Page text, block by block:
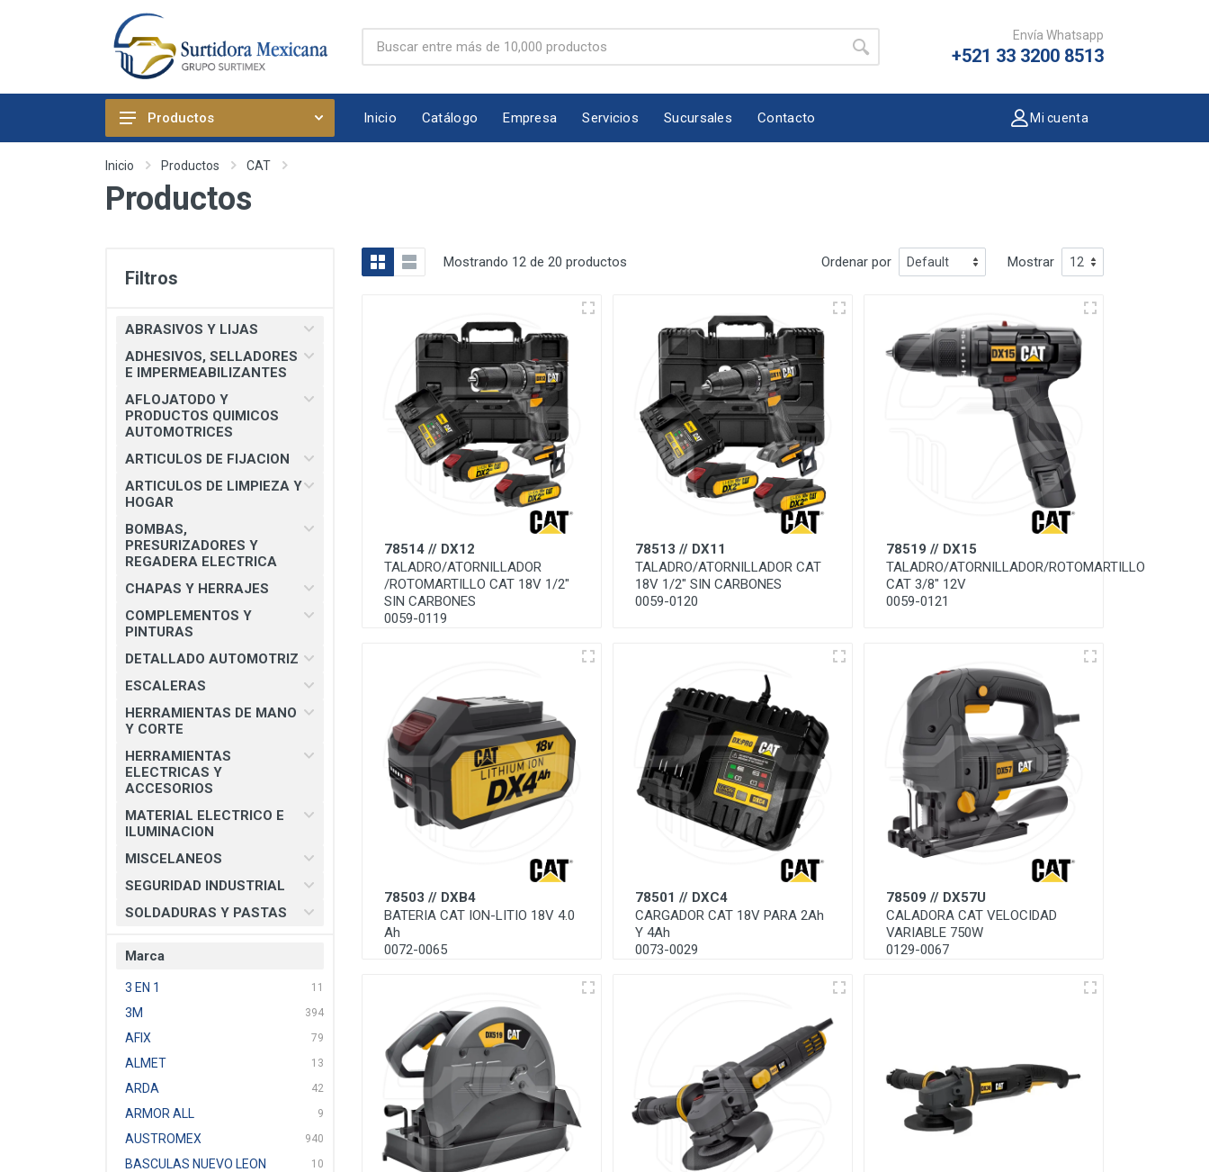
Envía Whatsapp
+521 33 3200 8513
ABRASIVOS Y LIJAS
ADHESIVOS, SELLADORES E
IMPERMEABILIZANTES
ARTICULOS DE FIJACION
HOGAR
BOMBAS, PRESURIZADORES Y
REGADERA ELECTRICA
CHAPAS Y HERRAJES
ESCALERAS
HERRAMIENTAS DE MANO Y
CORTE
HERRAMIENTAS ELECTRICAS Y
MATERIAL ELECTRICO E
MISCELANEOS
PRODUCTOS 3M
SOLDADURAS Y PASTAS
Productos Inicio Catálogo Empresa Servicios Sucursales Contacto Mi cuenta
Inicio Productos CAT
Productos
Filtros
ABRASIVOS Y LIJAS
ADHESIVOS, SELLADORES
E IMPERMEABILIZANTES
AFLOJATODO Y
PRODUCTOS QUIMICOS
AUTOMOTRICES
ARTICULOS DE FIJACION
ARTICULOS DE LIMPIEZA Y
HOGAR
BOMBAS,
PRESURIZADORES Y
REGADERA ELECTRICA
CHAPAS Y HERRAJES
COMPLEMENTOS Y
PINTURAS
DETALLADO AUTOMOTRIZ
ESCALERAS
HERRAMIENTAS DE MANO
Y CORTE
HERRAMIENTAS
ELECTRICAS Y
ACCESORIOS
MATERIAL ELECTRICO E
ILUMINACION
MISCELANEOS
SEGURIDAD INDUSTRIAL
SOLDADURAS Y PASTAS
Marca
3 EN 1 11
3M 394
AFIX 79
ALMET 13
ARDA 42
ARMOR ALL 9
AUSTROMEX 940
BASCULAS NUEVO LEON 10
Mostrando 12 de 20 productos Ordenar por Mostrar
78514 // DX12
TALADRO/ATORNILLADOR
/ROTOMARTILLO CAT 18V 1/2"
SIN CARBONES
0059-0119
78513 // DX11
TALADRO/ATORNILLADOR CAT
18V 1/2" SIN CARBONES
0059-0120
78519 // DX15
TALADRO/ATORNILLADOR/ROTOMARTILLO
CAT 3/8" 12V
0059-0121
78503 // DXB4
BATERIA CAT ION-LITIO 18V 4.0
Ah
0072-0065
78501 // DXC4
CARGADOR CAT 18V PARA 2Ah
Y 4Ah
0073-0029
78509 // DX57U
CALADORA CAT VELOCIDAD
VARIABLE 750W
0129-0067